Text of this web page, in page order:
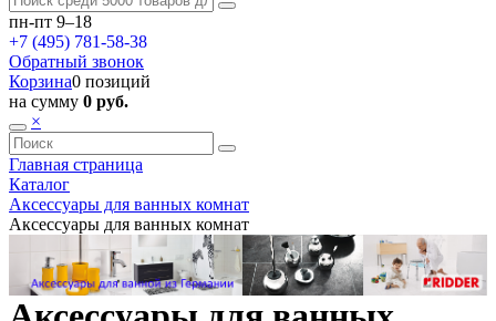
пн-пт 9–18
+7 (495) 781-58-38
Обратный звонок
Корзина0 позиций
на сумму 0 руб.
×
Главная страница
Каталог
Аксессуары для ванных комнат
Аксессуары для ванных комнат